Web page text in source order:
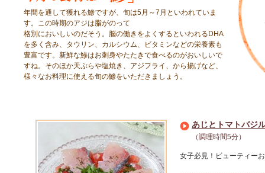
年間を通して獲れる鯵ですが、旬は5月～7月といわれていま
す。この時期のアジは脂がのって
格別においしいのだそう。脳の働きをよくするといわれるDHA
を多く含み、タウリン、カルシウム、ビタミンなどの栄養素も
豊富です。新鮮な鯵はお刺身やたたきで食べるのがおいしいで
すね。そのほか天ぷらや塩焼き、アジフライ、から揚げなど、
様々なお料理に使える旬の鯵をいただきましょう。
あじとトマトバジ
（調理時間5分）
女子必見！ビューティー